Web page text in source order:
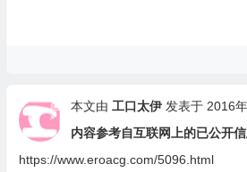
本文由 工口太伊发表于 2016
内容参考自互联网上的已公开
https://www.eroacg.com/5096.html